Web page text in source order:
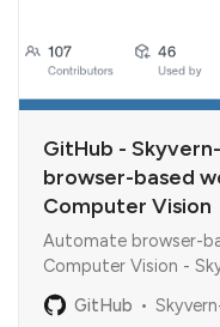
GitHub -
browser-based
Computer Vision
Automate browser-
Computer Vision -
GitHub